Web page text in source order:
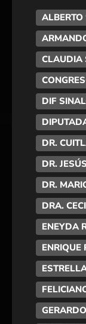
ALBERTO
CLAUDIA
DIF
DR.
DR.
DR.
DRA.
ENEYDA
ENRIQUE